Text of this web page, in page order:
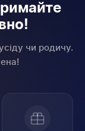
чи родичу.